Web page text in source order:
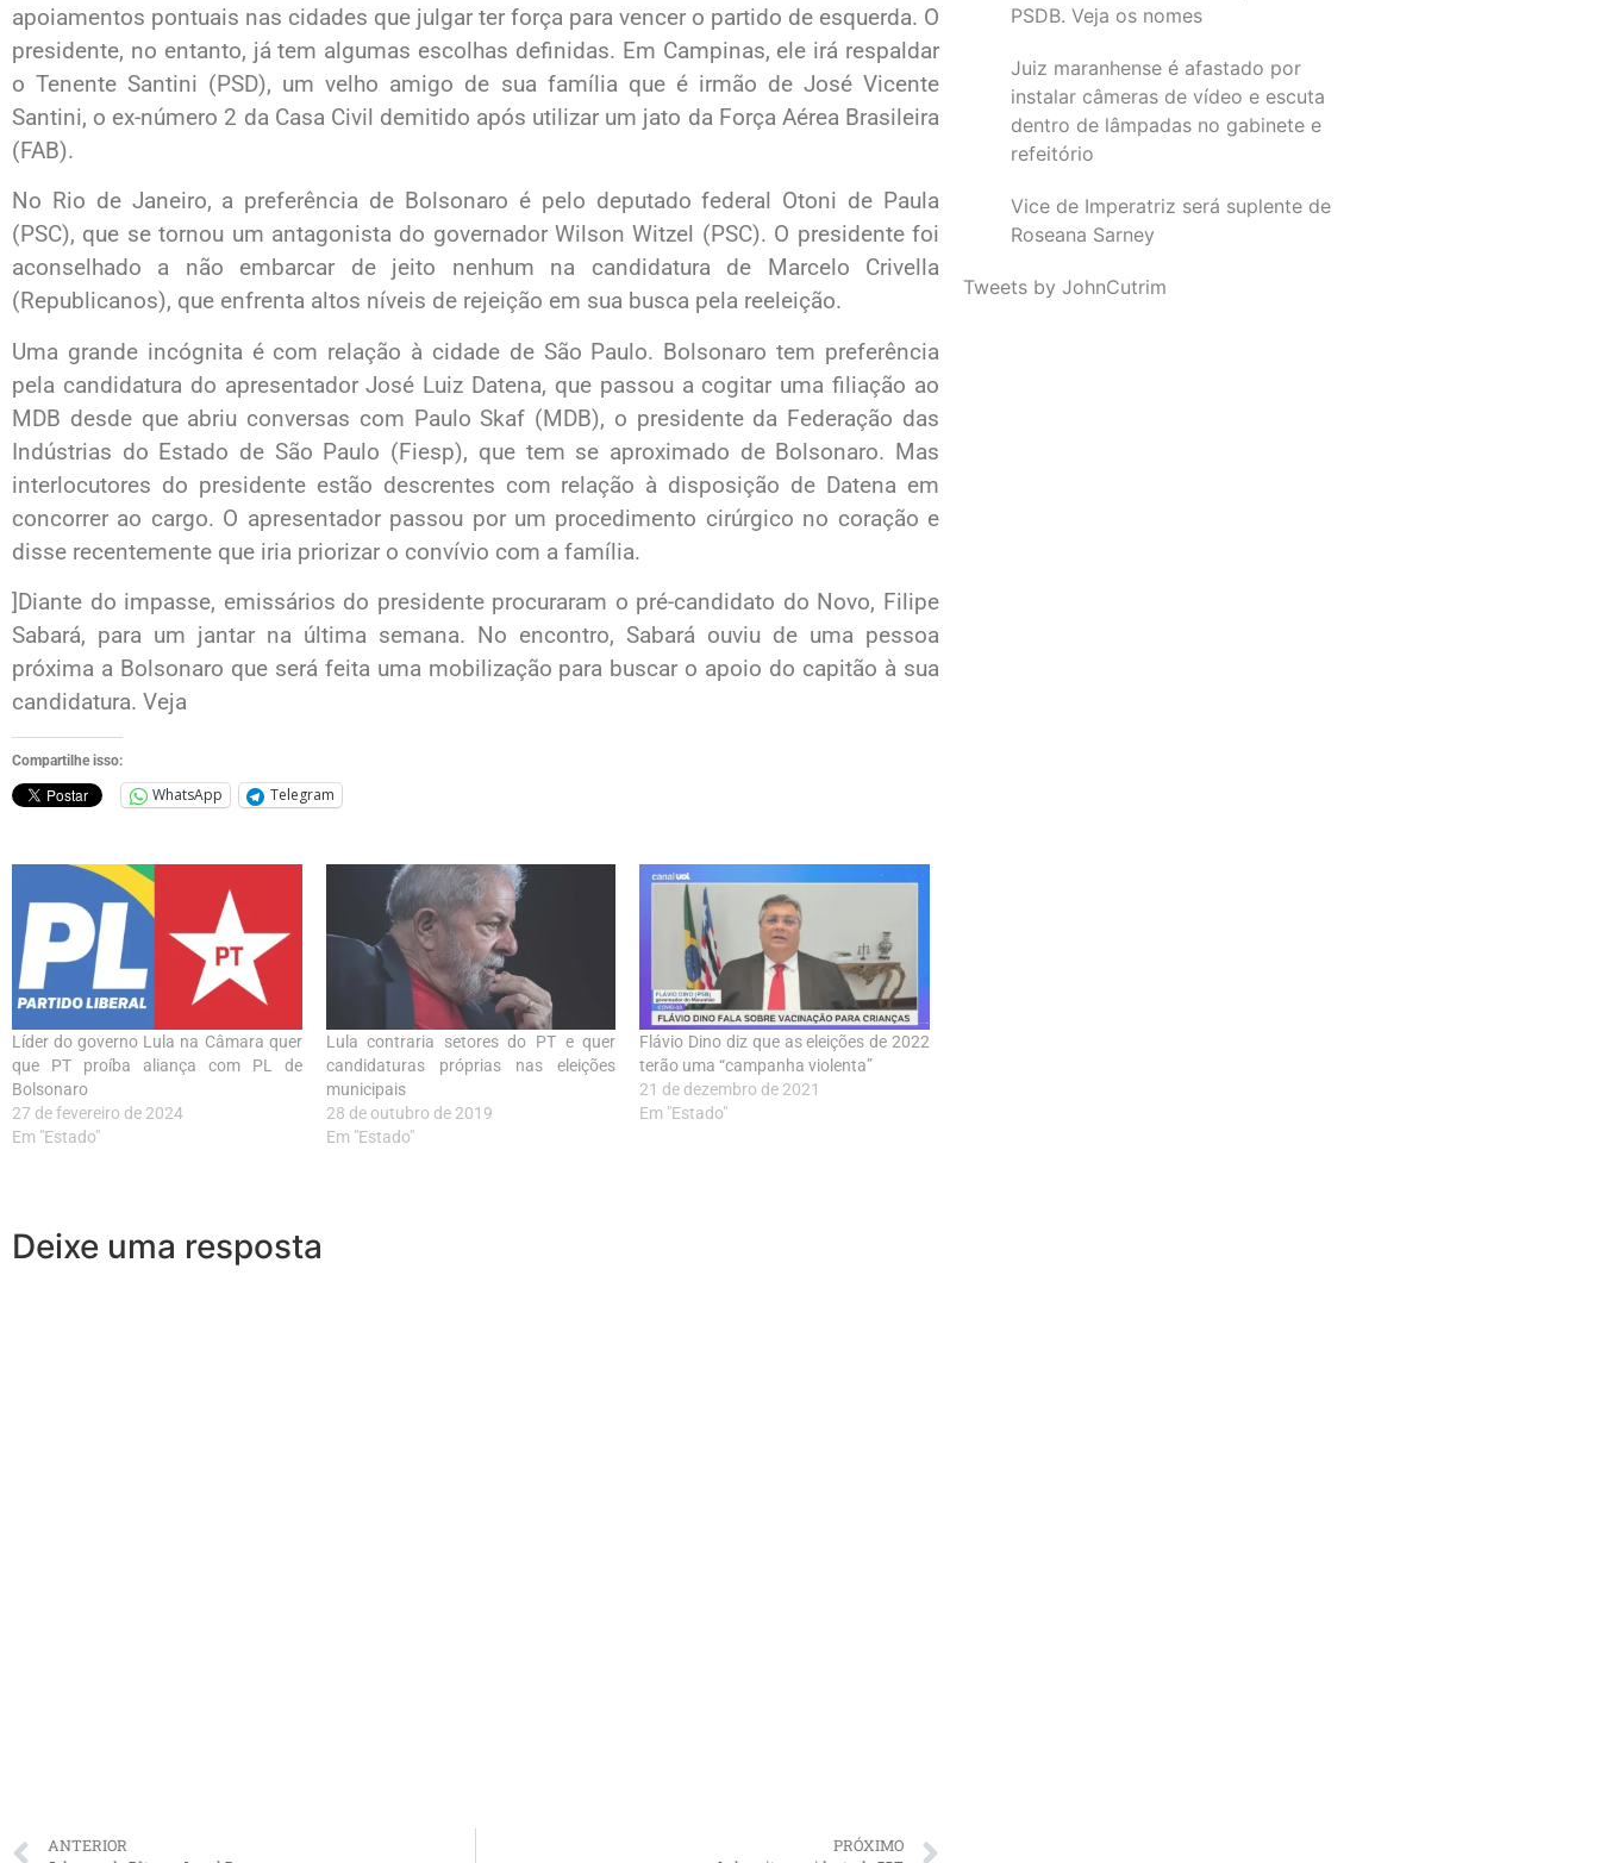
apoiamentos pontuais nas cidades que julgar ter força para vencer o partido de esquerda. O
presidente, no entanto, já tem algumas escolhas definidas. Em Campinas, ele irá respaldar
o Tenente Santini (PSD), um velho amigo de sua família que é irmão de José Vicente
Santini, o ex-número 2 da Casa Civil demitido após utilizar um jato da Força Aérea Brasileira
(FAB).
No Rio de Janeiro, a preferência de Bolsonaro é pelo deputado federal Otoni de Paula
(PSC), que se tornou um antagonista do governador Wilson Witzel (PSC). O presidente foi
aconselhado a não embarcar de jeito nenhum na candidatura de Marcelo Crivella
(Republicanos), que enfrenta altos níveis de rejeição em sua busca pela reeleição.
Uma grande incógnita é com relação à cidade de São Paulo. Bolsonaro tem preferência
pela candidatura do apresentador José Luiz Datena, que passou a cogitar uma filiação ao
MDB desde que abriu conversas com Paulo Skaf (MDB), o presidente da Federação das
Indústrias do Estado de São Paulo (Fiesp), que tem se aproximado de Bolsonaro. Mas
interlocutores do presidente estão descrentes com relação à disposição de Datena em
concorrer ao cargo. O apresentador passou por um procedimento cirúrgico no coração e
disse recentemente que iria priorizar o convívio com a família.
]Diante do impasse, emissários do presidente procuraram o pré-candidato do Novo, Filipe
Sabará, para um jantar na última semana. No encontro, Sabará ouviu de uma pessoa
próxima a Bolsonaro que será feita uma mobilização para buscar o apoio do capitão à sua
candidatura. Veja
Compartilhe isso:
WhatsApp Telegram
Líder do governo Lula na Câmara quer
que PT proíba aliança com PL de
Bolsonaro
27 de fevereiro de 2024
Em "Estado"
Lula contraria setores do PT e quer
candidaturas próprias nas eleições
municipais
28 de outubro de 2019
Em "Estado"
Flávio Dino diz que as eleições de 2022
terão uma “campanha violenta”
21 de dezembro de 2021
Em "Estado"
Deixe uma resposta
ANTERIOR PRÓXIMO
PSDB. Veja os nomes
Juiz maranhense é afastado por
instalar câmeras de vídeo e escuta
dentro de lâmpadas no gabinete e
refeitório
Vice de Imperatriz será suplente de
Roseana Sarney
Tweets by JohnCutrim